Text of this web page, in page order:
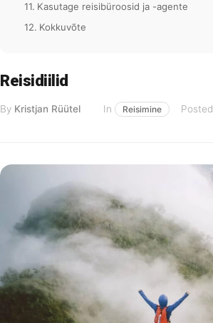
Kasutage reisibüroosid ja -agente
Kokkuvõte
Reisidiilid
By Kristjan Rüütel In Reisimine Posted